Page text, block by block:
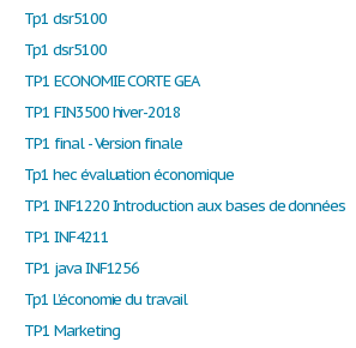
Tp1 dsr5100
Tp1 dsr5100
TP1 ECONOMIE CORTE GEA
TP1 FIN3500 hiver-2018
TP1 final - Version finale
Tp1 hec évaluation économique
TP1 INF1220 Introduction aux bases de données
TP1 INF4211
TP1 java INF1256
Tp1 L’économie du travail
TP1 Marketing